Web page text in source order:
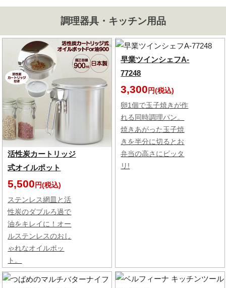
調理器具・キッチン用品
活性炭カートリッジ
式オイルポット
5,500 円(税込)
ステンレス網皿と活
性炭のダブルろ過で
油をキレイに！オー
ルステンレスのおし
ゃれなオイルポッ
ト。
早業ツインシェフA-
77248
3,300 円(税込)
卵1個で玉子焼きが作
れる同時調理パン。
焼きあがった玉子焼
きを半分に切るとお
弁当の高さにピッタ
リ!